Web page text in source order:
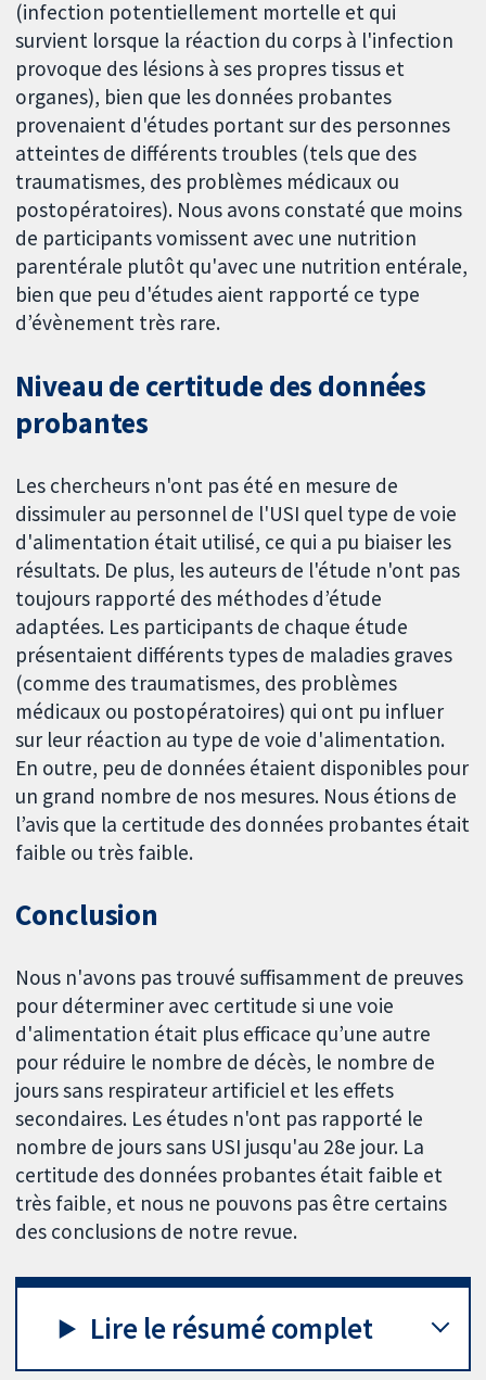
(infection potentiellement mortelle et qui
survient lorsque la réaction du corps à l'infection
provoque des lésions à ses propres tissus et
organes), bien que les données probantes
provenaient d'études portant sur des personnes
atteintes de différents troubles (tels que des
traumatismes, des problèmes médicaux ou
postopératoires). Nous avons constaté que moins
de participants vomissent avec une nutrition
parentérale plutôt qu'avec une nutrition entérale,
bien que peu d'études aient rapporté ce type
d’évènement très rare.
Niveau de certitude des données
probantes
Les chercheurs n'ont pas été en mesure de
dissimuler au personnel de l'USI quel type de voie
d'alimentation était utilisé, ce qui a pu biaiser les
résultats. De plus, les auteurs de l'étude n'ont pas
toujours rapporté des méthodes d’étude
adaptées. Les participants de chaque étude
présentaient différents types de maladies graves
(comme des traumatismes, des problèmes
médicaux ou postopératoires) qui ont pu influer
sur leur réaction au type de voie d'alimentation.
En outre, peu de données étaient disponibles pour
un grand nombre de nos mesures. Nous étions de
l’avis que la certitude des données probantes était
faible ou très faible.
Conclusion
Nous n'avons pas trouvé suffisamment de preuves
pour déterminer avec certitude si une voie
d'alimentation était plus efficace qu’une autre
pour réduire le nombre de décès, le nombre de
jours sans respirateur artificiel et les effets
secondaires. Les études n'ont pas rapporté le
nombre de jours sans USI jusqu'au 28e jour. La
certitude des données probantes était faible et
très faible, et nous ne pouvons pas être certains
des conclusions de notre revue.
Lire le résumé complet